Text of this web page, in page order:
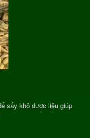
sấy khô dược liệu giúp